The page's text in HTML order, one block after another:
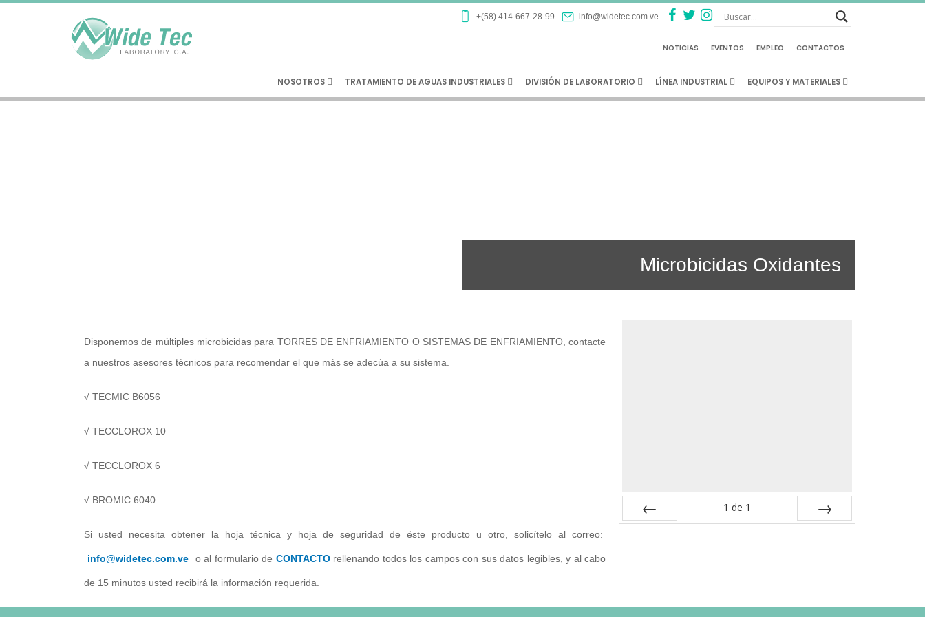
+(58) 414-667-28-99 info@widetec.com.ve
NOTICIAS EVENTOS EMPLEO CONTACTOS
NOSOTROS TRATAMIENTO DE AGUAS INDUSTRIALES DIVISIÓN DE LABORATORIO LÍNEA INDUSTRIAL EQUIPOS Y MATERIALES
Microbicidas Oxidantes
1 de 1
Disponemos de múltiples microbicidas para TORRES DE ENFRIAMIENTO O SISTEMAS DE ENFRIAMIENTO, contacte
a nuestros asesores técnicos para recomendar el que más se adecúa a su sistema.
√ TECMIC B6056
√ TECCLOROX 10
√ TECCLOROX 6
√ BROMIC 6040
Si usted necesita obtener la hoja técnica y hoja de seguridad de éste producto u otro, solicítelo al correo:
info@widetec.com.ve o al formulario de CONTACTOrellenando todos los campos con sus datos legibles, y al cabo
de 15 minutos usted recibirá la información requerida.